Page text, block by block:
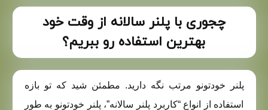
چجوری با پلنر سالانه از وقت خود
بهترین استفاده رو ببریم؟
پلنر خودتونو مرتب نگه دارید. مطمئن شید که تو بازه
استفاده از انواع “کاربرد پلنر سالانه”، پلنر خودتونو به طور